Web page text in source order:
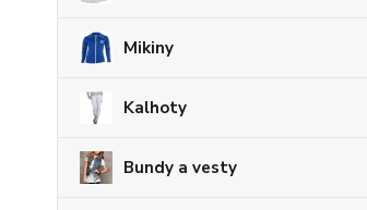
Mikiny
Kalhoty
Bundy a vesty